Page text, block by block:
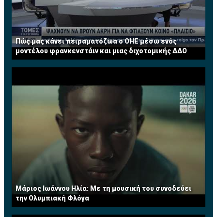
Πώς μας κάνει πειραματόζωα ο ΟΗΕ μέσω ενός
μοντέλου φρανκενστάιν και μιας διχοτομικής ΔΔΟ
Μάριος Ιωάννου Ηλία: Με τη μουσική του συνοδεύει
την Ολυμπιακή Φλόγα